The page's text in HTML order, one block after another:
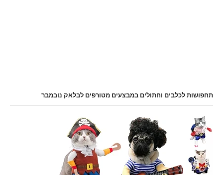
תחפושות לכלבים וחתולים במבצעים מטורפים לבלאק נובמבר